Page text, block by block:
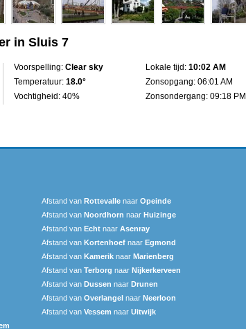
in Sluis 7
Voorspelling: Clear sky
Temperatuur: 18.0°
Vochtigheid: 40%
Lokale tijd: 10:02 AM
Zonsopgang: 06:01 AM
Zonsondergang: 09:18 PM
Afstand van Rottevalle naar Opeinde
Afstand van Noordhorn naar Huizinge
Afstand van Echt naar Asenray
Afstand van Kortenhoef naar Egmond
Afstand van Kamerik naar Marienberg
Afstand van Terborg naar Nijkerkerveen
Afstand van Dussen naar Drunen
Afstand van Overlangel naar Neerloon
Afstand van Vessem naar Uitwijk